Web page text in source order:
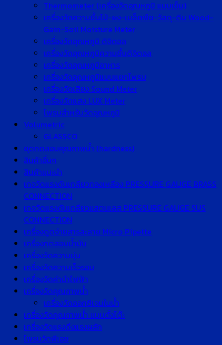
Thermometer (เครื่องวัดอุณหภูมิ แบบเข็ม)
เครื่องวัดความชื้นไม้-ผง-เมล็ดพืช-วัสดุ-ดิน Wood-
Gain-Soil Moisture Meter
เครื่องวัดอุณหภูมิ ดิจิตอล
เครื่องวัดอุณหภูมิความชื้นดิจิตอล
เครื่องวัดอุณหภูมิอาหาร
เครื่องวัดอุณหภูมิแบบแยกโพรบ
เครื่องวัดเสียง Sound Meter
เครื่องวัดแสง LUX Meter
โพรบสำหรับวัดอุณหภูมิ
Volumetric
GLASSCO
ชุดทดสอบคุณภาพน้ำ (hardness)
สินค้าอื่นๆ
สินค้าแนะนำ
เกจวัดแรงดันเกลียวทองเหลือง PRESSURE GAUGE BRASS
CONNECTION
เกจวัดแรงดันเกลียวแสตนเลส PRESSURE GAUGE SUS
CONNECTION
เครื่องดูดจ่ายสารละลาย Micro Pipette
เครื่องทดสอบน้ำมัน
เครื่องวัดความขุ่น
เครื่องวัดความเร็วรอบ
เครื่องวัดค่านำไฟฟ้า
เครื่องวัดคุณภาพน้ำ
เครื่องวัดออกซิเจนในน้ำ
เครื่องวัดคุณภาพน้ำ แบบตั้งโต๊ะ
เครื่องวัดแรงดึงแรงผลัก
โพรบวัดพีเอช